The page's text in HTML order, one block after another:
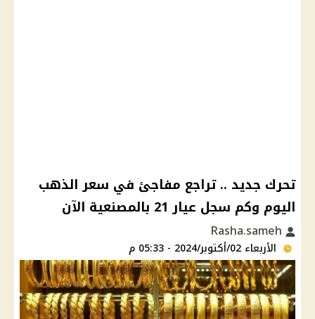
تحرك جديد .. تراجع مفاجئ في سعر الذهب
اليوم وكم سجل عيار 21 بالمصنعية الآن
الأربعاء 02/أكتوبر/2024 - 05:33 م